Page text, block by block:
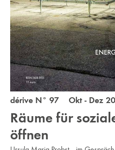
dérive N° 97 Okt - Dez
Räume für
öffnen